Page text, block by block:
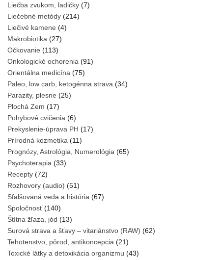
Liečba zvukom, ladičky (7)
Liečebné metódy (214)
Liečivé kamene (4)
Makrobiotika (27)
Očkovanie (113)
Onkologické ochorenia (91)
Orientálna medicína (75)
Paleo, low carb, ketogénna strava (34)
Parazity, plesne (25)
Plochá Zem (17)
Pohybové cvičenia (6)
Prekyslenie-úprava PH (17)
Prírodná kozmetika (11)
Prognózy, Astrológia, Numerológia (65)
Psychoterapia (33)
Recepty (72)
Rozhovory (audio) (51)
Sfalšovaná veda a história (67)
Spoločnosť(140)
Štítna žľaza, jód (13)
Surová strava a šťavy – vitariánstvo (RAW) (62)
Tehotenstvo, pôrod, antikoncepcia (21)
Toxické látky a detoxikácia organizmu (43)